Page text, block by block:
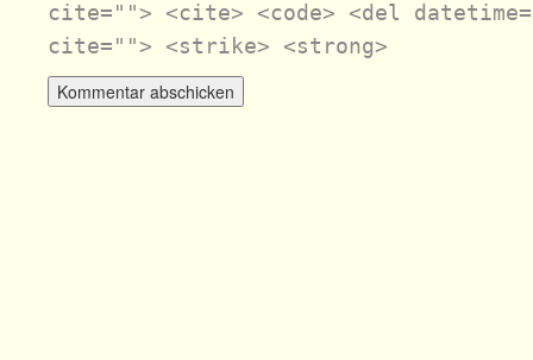
cite=""> <cite> <code> <del
cite=""> <strike> <strong>